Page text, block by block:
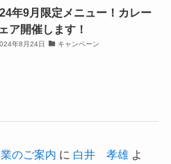
年9月限定メニュー！カレー
ア開催します！
年8月24日 キャンペーン
のご案内 に 白井 孝雄よ